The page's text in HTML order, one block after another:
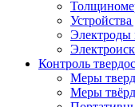
Электроды
Контроль
Меры
Меры